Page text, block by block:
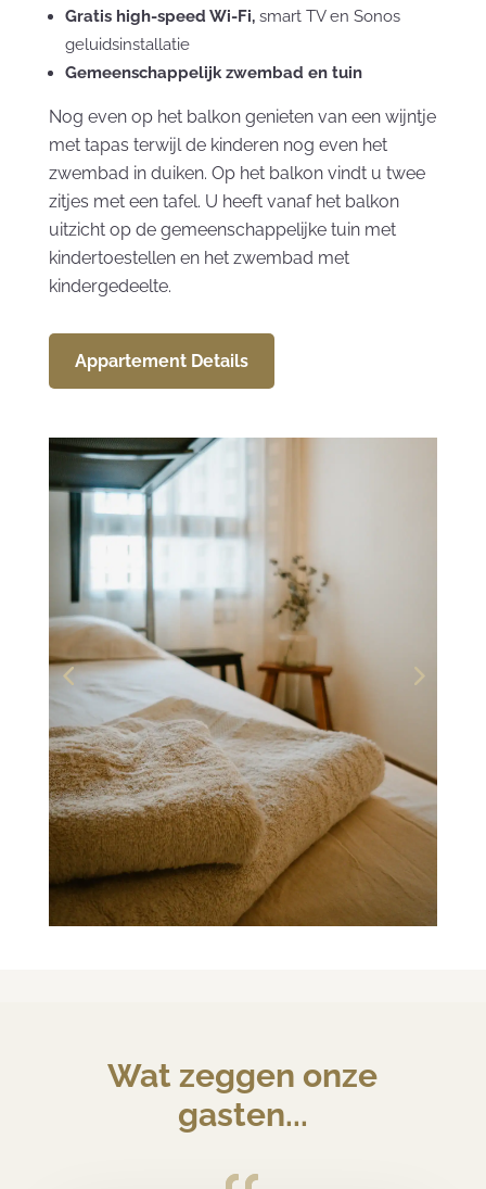
Gratis high-speed Wi-Fi, smart TV en Sonos
geluidsinstallatie
Gemeenschappelijk zwembad en tuin
Nog even op het balkon genieten van een wijntje
met tapas terwijl de kinderen nog even het
zwembad in duiken. Op het balkon vindt u twee
zitjes met een tafel. U heeft vanaf het balkon
uitzicht op de gemeenschappelijke tuin met
kindertoestellen en het zwembad met
kindergedeelte.
Appartement Details
Wat zeggen onze
gasten...